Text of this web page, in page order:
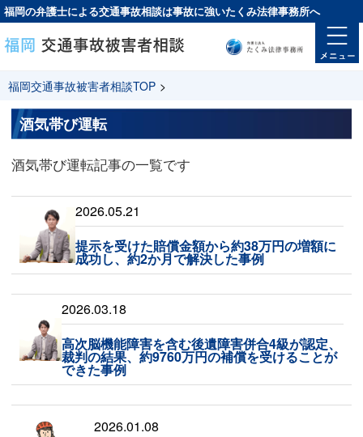
福岡の弁護士による交通事故相談は事故に強いたくみ法律事務所へ
福岡交通事故被害者相談TOP >
酒気帯び運転
酒気帯び運転記事の一覧です
2026.05.21
提示を受けた賠償金額から約38万円の増額に
成功し、約2か月で解決した事例
2026.03.18
高次脳機能障害を含む後遺障害併合4級が認定、
裁判の結果、約9760万円の補償を受けることが
できた事例
2026.01.08